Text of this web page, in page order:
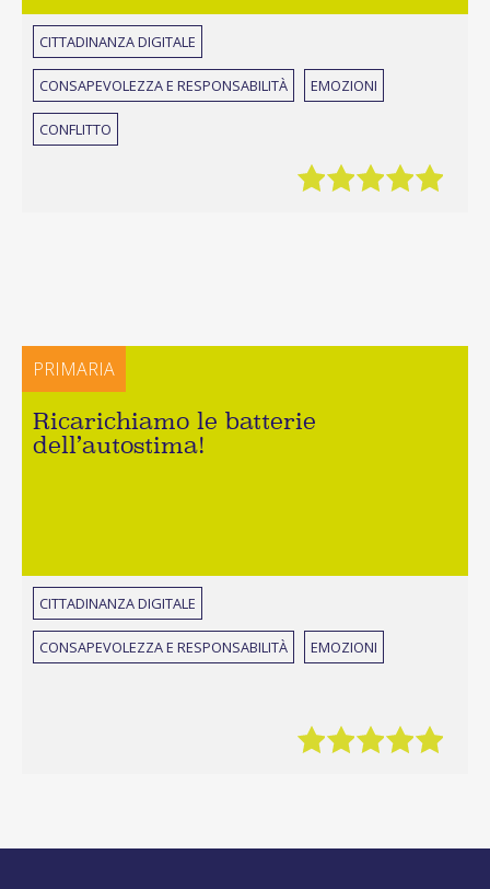
CITTADINANZA DIGITALE
CONSAPEVOLEZZA E RESPONSABILITÀ EMOZIONI
CONFLITTO
PRIMARIA
Ricarichiamo le batterie
dell’autostima!
CITTADINANZA DIGITALE
CONSAPEVOLEZZA E RESPONSABILITÀ EMOZIONI